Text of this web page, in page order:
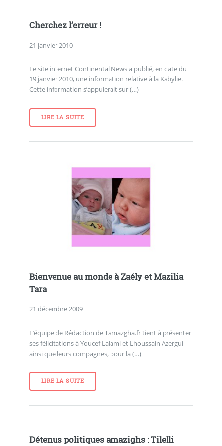
Cherchez l’erreur !
21 janvier 2010
Le site internet Continental News a publié, en date du
19 janvier 2010, une information relative à la Kabylie.
Cette information s’appuierait sur (…)
LIRE LA SUITE
Bienvenue au monde à Zaély et Mazilia
Tara
21 décembre 2009
L’équipe de Rédaction de Tamazgha.fr tient à présenter
ses félicitations à Youcef Lalami et Lhoussain Azergui
ainsi que leurs compagnes, pour la (…)
LIRE LA SUITE
Détenus politiques amazighs : Tilelli